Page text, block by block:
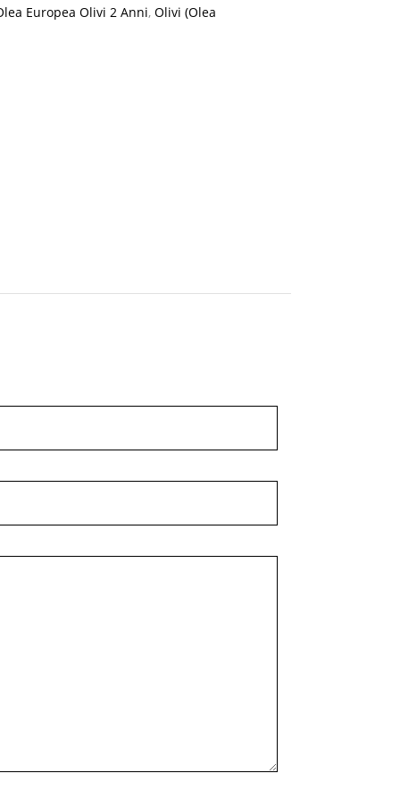
Europea Olivi 2 Anni,Olivi (Olea